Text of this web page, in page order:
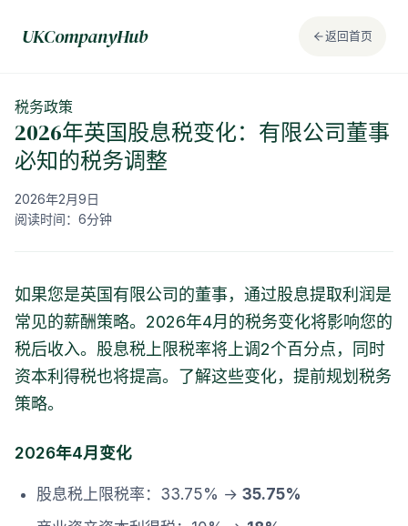
UKCompanyHub 返回首页
税务政策
2026年英国股息税变化：有限公司董事
必知的税务调整
2026年2月9日
阅读时间：6分钟
如果您是英国有限公司的董事，通过股息提取利润是
常见的薪酬策略。2026年4月的税务变化将影响您的
税后收入。股息税上限税率将上调2个百分点，同时
资本利得税也将提高。了解这些变化，提前规划税务
策略。
2026年4月变化
股息税上限税率：33.75% → 35.75%